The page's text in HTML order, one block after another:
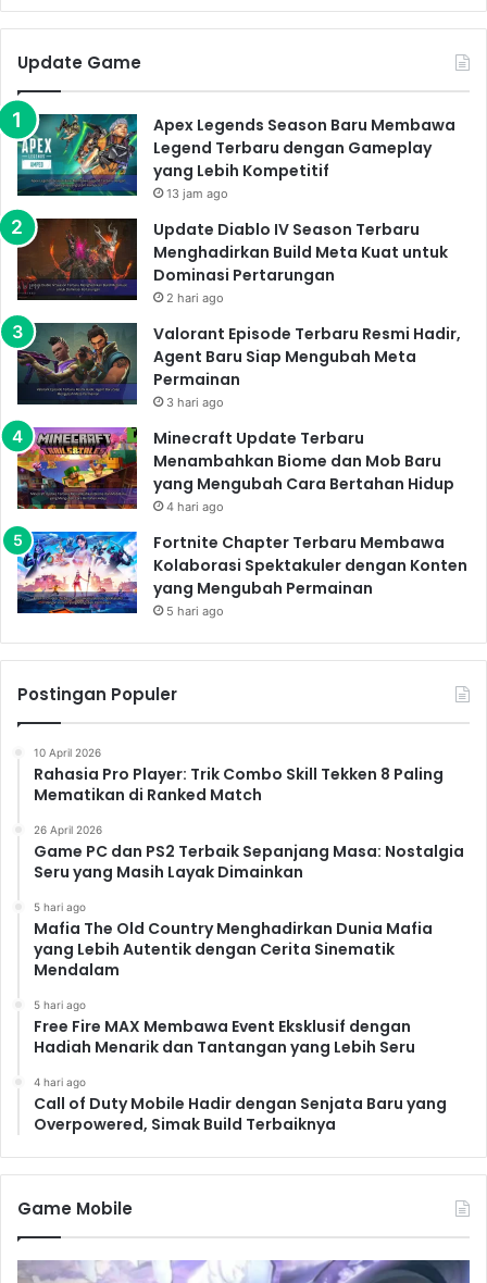
Update Game
Apex Legends Season Baru Membawa
Legend Terbaru dengan Gameplay
yang Lebih Kompetitif
13 jam ago
Update Diablo IV Season Terbaru
Menghadirkan Build Meta Kuat untuk
Dominasi Pertarungan
2 hari ago
Valorant Episode Terbaru Resmi Hadir,
Agent Baru Siap Mengubah Meta
Permainan
3 hari ago
Minecraft Update Terbaru
Menambahkan Biome dan Mob Baru
yang Mengubah Cara Bertahan Hidup
4 hari ago
Fortnite Chapter Terbaru Membawa
Kolaborasi Spektakuler dengan Konten
yang Mengubah Permainan
5 hari ago
Postingan Populer
10 April 2026
Rahasia Pro Player: Trik Combo Skill Tekken 8 Paling
Mematikan di Ranked Match
26 April 2026
Game PC dan PS2 Terbaik Sepanjang Masa: Nostalgia
Seru yang Masih Layak Dimainkan
5 hari ago
Mafia The Old Country Menghadirkan Dunia Mafia
yang Lebih Autentik dengan Cerita Sinematik
Mendalam
5 hari ago
Free Fire MAX Membawa Event Eksklusif dengan
Hadiah Menarik dan Tantangan yang Lebih Seru
4 hari ago
Call of Duty Mobile Hadir dengan Senjata Baru yang
Overpowered, Simak Build Terbaiknya
Game Mobile